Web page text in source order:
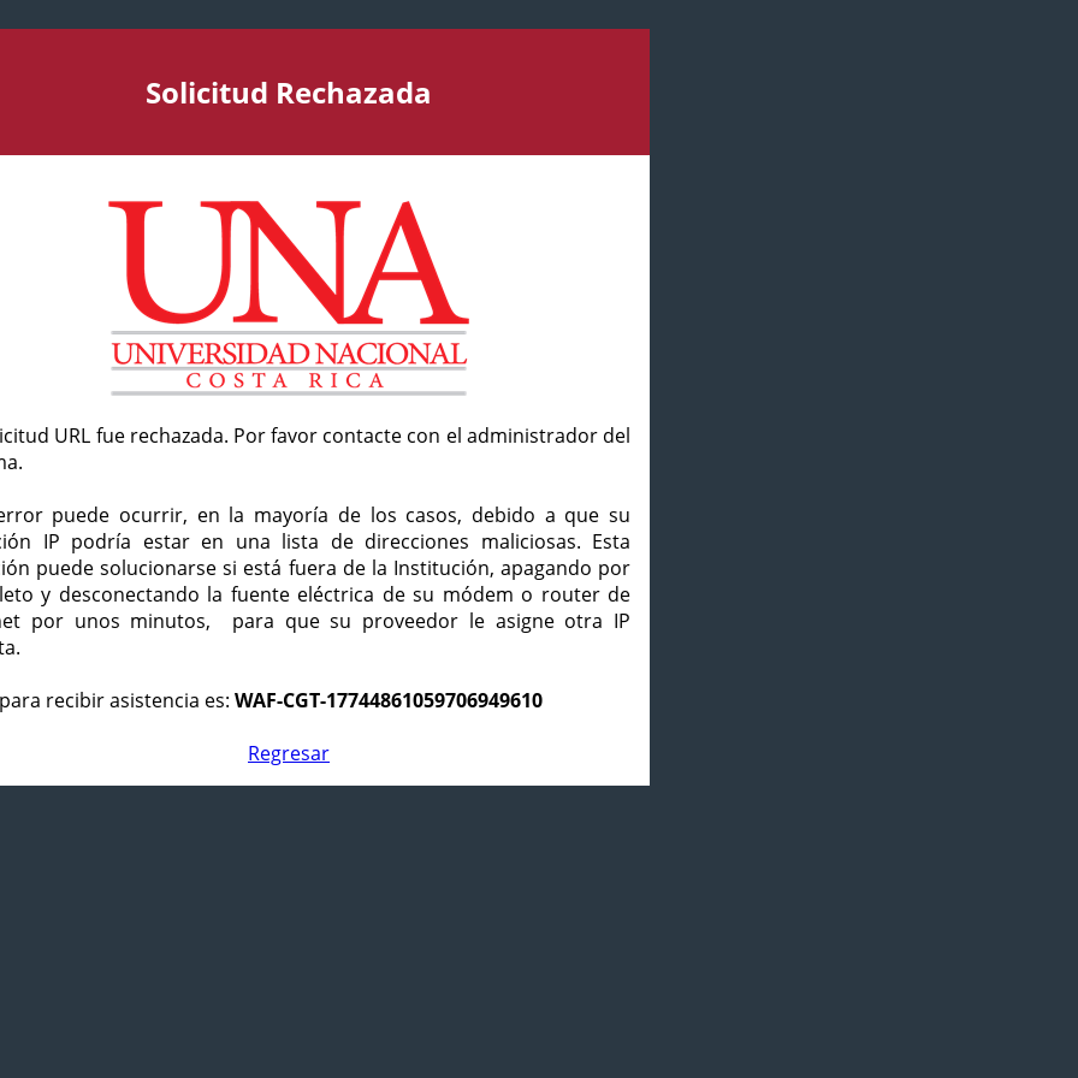
Solicitud Rechazada
URL fue rechazada. Por favor contacte con el administrador del
puede ocurrir, en la mayoría de los casos, debido a que su
IP podría estar en una lista de direcciones maliciosas. Esta
puede solucionarse si está fuera de la Institución, apagando por
y desconectando la fuente eléctrica de su módem o router de
por unos minutos, para que su proveedor le asigne otra IP
recibir asistencia es: WAF-CGT-17744861059706949610
Regresar